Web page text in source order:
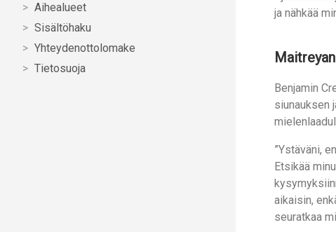
Aihealueet
Sisältöhaku
Yhteydenottolomake
Tietosuoja
ja nähkää
Benjamin
siunauksen
”Ystäväni,
Etsikää
aikaisin,
seuratkaa